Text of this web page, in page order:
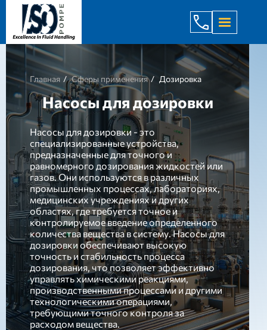
+998 971
Главная Сферы применения Дозировка
Насосы для дозировки
Насосы для дозировки - это
специализированные устройства,
предназначенные для точного и
равномерного дозирования жидкостей или
газов. Они используются в различных
промышленных процессах, лабораториях,
медицинских учреждениях и других
областях, где требуется точное и
контролируемое введение определенного
количества вещества в систему. Насосы для
дозировки обеспечивают высокую
точность и стабильность процесса
дозирования, что позволяет эффективно
управлять химическими реакциями,
производственными процессами и другими
технологическими операциями,
требующими точного контроля за
расходом вещества.